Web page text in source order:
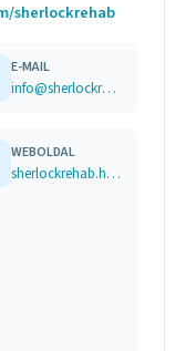
sherlockrehab
E-MAIL
info@sherlockrehab.hu
WEBOLDAL
sherlockrehab.hu www.facebook.com/sherlockrehab